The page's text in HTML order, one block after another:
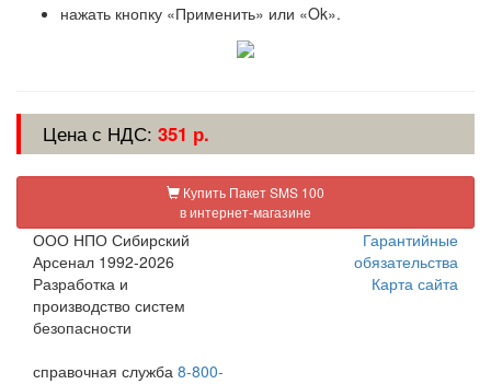
нажать кнопку «Применить» или «Ok».
Цена с НДС: 351 р.
Купить Пакет SMS 100
в интернет-магазине
ООО НПО Сибирский
Арсенал 1992-2026
Разработка и
производство систем
безопасности
справочная служба 8-800-
Гарантийные
обязательства
Карта сайта